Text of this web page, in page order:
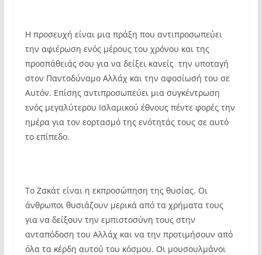
Η προσευχή είναι μια πράξη που αντιπροσωπεύει
την αφιέρωση ενός μέρους του χρόνου και της
προσπάθειάς σου για να δείξει κανείς την υποταγή
στον Παντοδύναμο Αλλάχ και την αφοσίωσή του σε
Αυτόν. Επίσης αντιπροσωπεύει μια συγκέντρωση
ενός μεγαλύτερου Ισλαμικού έθνους πέντε φορές την
ημέρα για τον εορτασμό της ενότητάς τους σε αυτό
το επίπεδο.
Το Ζακάτ είναι η εκπροσώπηση της θυσίας. Οι
άνθρωποι θυσιάζουν μερικά από τα χρήματα τους
για να δείξουν την εμπιστοσύνη τους στην
ανταπόδοση του Αλλάχ και να την προτιμήσουν από
όλα τα κέρδη αυτού του κόσμου. Οι μουσουλμάνοι